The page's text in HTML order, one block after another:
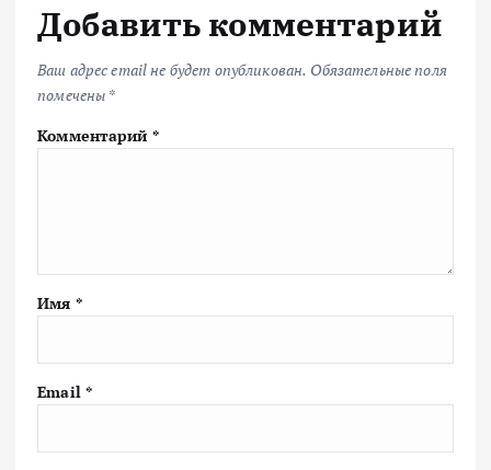
Добавить комментарий
Ваш адрес email не будет опубликован. Обязательные поля
помечены *
Комментарий *
Имя *
Email *